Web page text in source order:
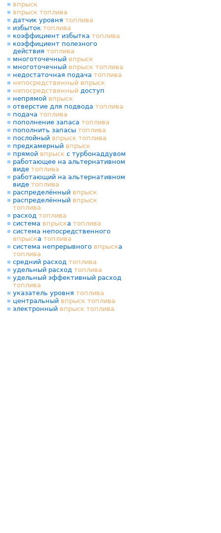
впрыск
впрыск топлива
датчик уровня топлива
избыток топлива
коэффициент избытка топлива
коэффициент полезного
действия топлива
многоточечный впрыск
многоточечный впрыск топлива
недостаточная подача топлива
непосредственный впрыск
непосредственный доступ
непрямой впрыск
отверстие для подвода топлива
подача топлива
пополнение запаса топлива
пополнить запасы топлива
послойный впрыск топлива
предкамерный впрыск
прямой впрыск с турбонаддувом
работающее на альтернативном
виде топлива
работающий на альтернативном
виде топлива
распределённый впрыск
распределённый впрыск
топлива
расход топлива
система впрыска топлива
система непосредственного
впрыска топлива
система непрерывного впрыска
топлива
средний расход топлива
удельный расход топлива
удельный эффективный расход
топлива
указатель уровня топлива
центральный впрыск топлива
электронный впрыск топлива